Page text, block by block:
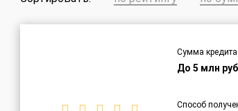
Сумма кредита
До 5 млн
Способ